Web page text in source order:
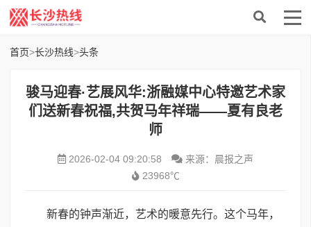
首页>长沙热线>头条
骏马迎春·艺展风华:浙融媒中心特邀艺术家
们送新春祝福,共贺马年祥瑞——夏有良老
师
2026-02-04 09:20:58
来源：晨报之声
23968℃
新春的钟声渐近，艺术的暖意先行。这个马年，